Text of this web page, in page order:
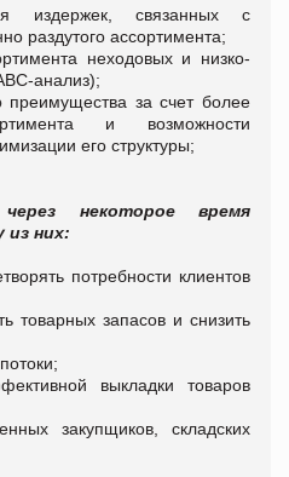
издержек, связанных с
раздутого ассортимента;
неходовых и низко-
анализ);
преимущества за счет более
и возможности
его структуры;
некоторое время
из них:
потребности клиентов
товарных запасов и снизить
выкладки товаров
закупщиков, складских